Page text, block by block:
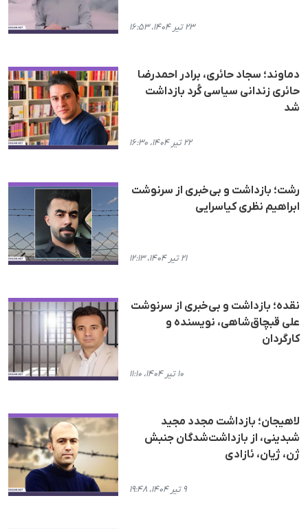
۲۳ تیر ۱۴۰۴، ۱۶:۵۳
دماوند؛ سجاد حائری، برادر احمدرضا
حائری زندانی سیاسی کُرد بازداشت
شد
۲۲ تیر ۱۴۰۴، ۱۶:۳۰
رشت؛ بازداشت و بی‌خبری از سرنوشت
ابراهیم نظری کیاسرایی
۲۱ تیر ۱۴۰۴، ۱۲:۱۳
نقده؛ بازداشت و بی‌خبری از سرنوشت
علی قبچاق‌شاهی، نویسنده و
کارگردان
۱۰ تیر ۱۴۰۴، ۱۱:۱۰
لاهیجان؛ بازداشت مجدد مجید
شبدینی، از بازداشت‌شدگان جنبش
ژن، ژیان، ئازادی
۹ تیر ۱۴۰۴، ۱۹:۴۸